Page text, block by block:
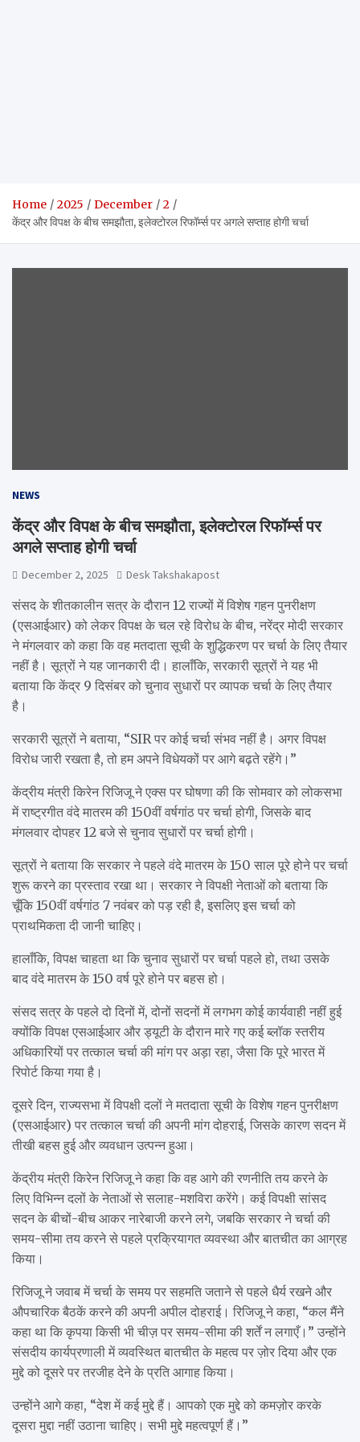
Home 2025 December
2
केंद्र और विपक्ष के बीच समझौता, इलेक्टोरल रिफॉर्म्स पर अगले सप्ताह होगी चर्चा
NEWS
केंद्र और विपक्ष के बीच समझौता, इलेक्टोरल रिफॉर्म्स पर
अगले सप्ताह होगी चर्चा
December 2, 2025 Desk Takshakapost
संसद के शीतकालीन सत्र के दौरान 12 राज्यों में विशेष गहन पुनरीक्षण
(एसआईआर) को लेकर विपक्ष के चल रहे विरोध के बीच, नरेंद्र मोदी सरकार
ने मंगलवार को कहा कि वह मतदाता सूची के शुद्धिकरण पर चर्चा के लिए तैयार
नहीं है। सूत्रों ने यह जानकारी दी। हालाँकि, सरकारी सूत्रों ने यह भी
बताया कि केंद्र 9 दिसंबर को चुनाव सुधारों पर व्यापक चर्चा के लिए तैयार
है।
सरकारी सूत्रों ने बताया, “SIR पर कोई चर्चा संभव नहीं है। अगर विपक्ष
विरोध जारी रखता है, तो हम अपने विधेयकों पर आगे बढ़ते रहेंगे।”
केंद्रीय मंत्री किरेन रिजिजू ने एक्स पर घोषणा की कि सोमवार को लोकसभा
में राष्ट्रगीत वंदे मातरम की 150वीं वर्षगांठ पर चर्चा होगी, जिसके बाद
मंगलवार दोपहर 12 बजे से चुनाव सुधारों पर चर्चा होगी।
सूत्रों ने बताया कि सरकार ने पहले वंदे मातरम के 150 साल पूरे होने पर चर्चा
शुरू करने का प्रस्ताव रखा था। सरकार ने विपक्षी नेताओं को बताया कि
चूँकि 150वीं वर्षगांठ 7 नवंबर को पड़ रही है, इसलिए इस चर्चा को
प्राथमिकता दी जानी चाहिए।
हालाँकि, विपक्ष चाहता था कि चुनाव सुधारों पर चर्चा पहले हो, तथा उसके
बाद वंदे मातरम के 150 वर्ष पूरे होने पर बहस हो।
संसद सत्र के पहले दो दिनों में, दोनों सदनों में लगभग कोई कार्यवाही नहीं हुई
क्योंकि विपक्ष एसआईआर और ड्यूटी के दौरान मारे गए कई ब्लॉक स्तरीय
अधिकारियों पर तत्काल चर्चा की मांग पर अड़ा रहा, जैसा कि पूरे भारत में
रिपोर्ट किया गया है।
दूसरे दिन, राज्यसभा में विपक्षी दलों ने मतदाता सूची के विशेष गहन पुनरीक्षण
(एसआईआर) पर तत्काल चर्चा की अपनी मांग दोहराई, जिसके कारण सदन में
तीखी बहस हुई और व्यवधान उत्पन्न हुआ।
केंद्रीय मंत्री किरेन रिजिजू ने कहा कि वह आगे की रणनीति तय करने के
लिए विभिन्न दलों के नेताओं से सलाह-मशविरा करेंगे। कई विपक्षी सांसद
सदन के बीचों-बीच आकर नारेबाजी करने लगे, जबकि सरकार ने चर्चा की
समय-सीमा तय करने से पहले प्रक्रियागत व्यवस्था और बातचीत का आग्रह
किया।
रिजिजू ने जवाब में चर्चा के समय पर सहमति जताने से पहले धैर्य रखने और
औपचारिक बैठकें करने की अपनी अपील दोहराई। रिजिजू ने कहा, “कल मैंने
कहा था कि कृपया किसी भी चीज़ पर समय-सीमा की शर्तें न लगाएँ।” उन्होंने
संसदीय कार्यप्रणाली में व्यवस्थित बातचीत के महत्व पर ज़ोर दिया और एक
मुद्दे को दूसरे पर तरजीह देने के प्रति आगाह किया।
उन्होंने आगे कहा, “देश में कई मुद्दे हैं। आपको एक मुद्दे को कमज़ोर करके
दूसरा मुद्दा नहीं उठाना चाहिए। सभी मुद्दे महत्वपूर्ण हैं।”